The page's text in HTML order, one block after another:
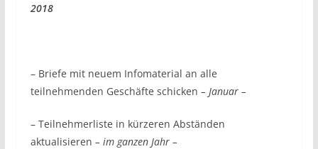
2018
– Briefe mit neuem Infomaterial an alle
teilnehmenden Geschäfte schicken – Januar –
– Teilnehmerliste in kürzeren Abständen
aktualisieren – im ganzen Jahr –